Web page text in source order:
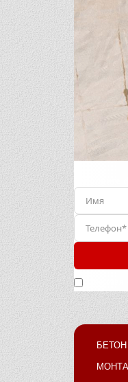
Нажимая
БЕТОН